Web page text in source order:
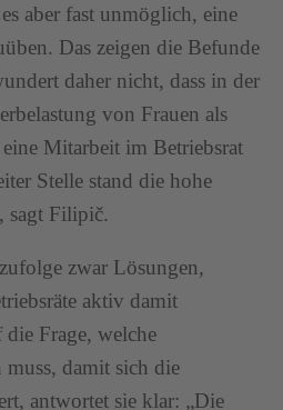
aber fast unmöglich, eine
Das zeigen die Befunde
daher nicht, dass in der
von Frauen als
Mitarbeit im Betriebsrat
Stelle stand die hohe
sagt Filipič.
zwar Lösungen,
aktiv damit
die Frage, welche
muss, damit sich die
antwortet sie klar: „Die